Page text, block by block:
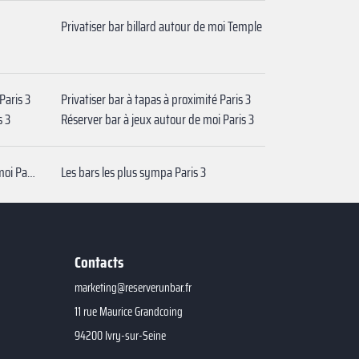
Privatiser bar billard autour de moi Temple
3
Privatiser bar à tapas à proximité Paris 3
3 Réserver bar à jeux autour de moi Paris 3
Réserver bars dansants autour de moi Paris 3 Les bars les plus sympa Paris 3
Contacts
marketing@reserverunbar.fr
11 rue Maurice Grandcoing
94200 Ivry-sur-Seine